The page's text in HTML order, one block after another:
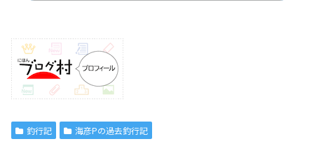
釣行記 海彦Pの過去釣行記